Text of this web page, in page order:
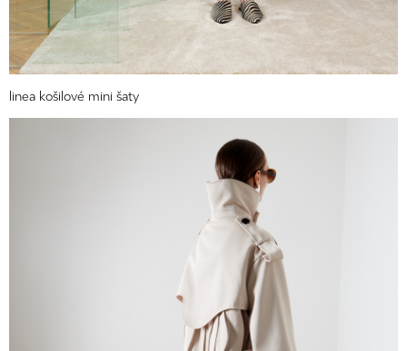
linea košilové mini šaty